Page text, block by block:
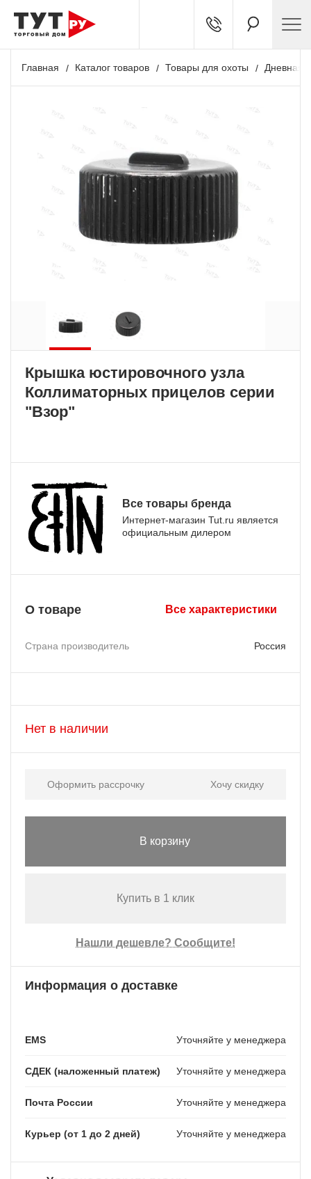
Главная Каталог товаров Товары для охоты Дневная
Крышка юстировочного узла
Коллиматорных прицелов серии
"Взор"
Все товары бренда
Интернет-магазин Tut.ru является
официальным дилером
О товаре Все характеристики
Страна производитель Россия
Нет в наличии
Оформить рассрочку Хочу скидку
В корзину
Купить в 1 клик
Нашли дешевле? Сообщите!
Информация о доставке
EMS Уточняйте у менеджера
СДЕК (наложенный платеж) Уточняйте у менеджера
Почта России Уточняйте у менеджера
Курьер (от 1 до 2 дней) Уточняйте у менеджера